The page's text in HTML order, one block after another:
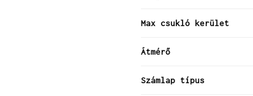
Max csukló kerület
Átmérő
Számlap típus